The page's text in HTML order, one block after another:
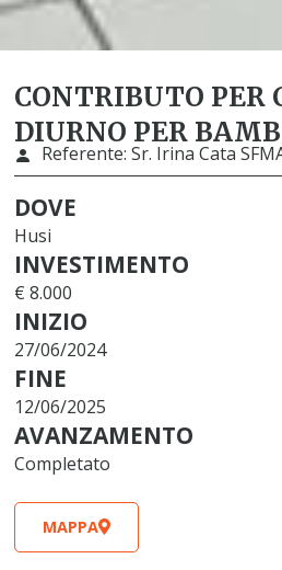
CONTRIBUTO PER
DIURNO PER
Referente:Sr. Irina Cata
DOVE
Husi
INVESTIMENTO
€ 8.000
INIZIO
27/06/2024
FINE
12/06/2025
AVANZAMENTO
Completato
MAPPA